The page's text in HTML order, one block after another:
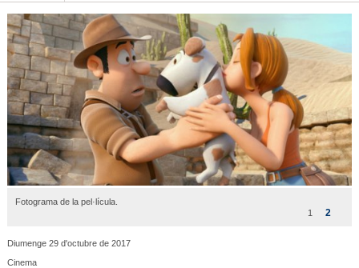
Fotograma de la pel·lícula.
1
2
Diumenge 29 d'octubre de 2017
Cinema